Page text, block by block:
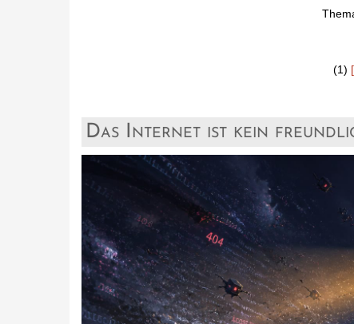
(1)
Das Internet ist kein